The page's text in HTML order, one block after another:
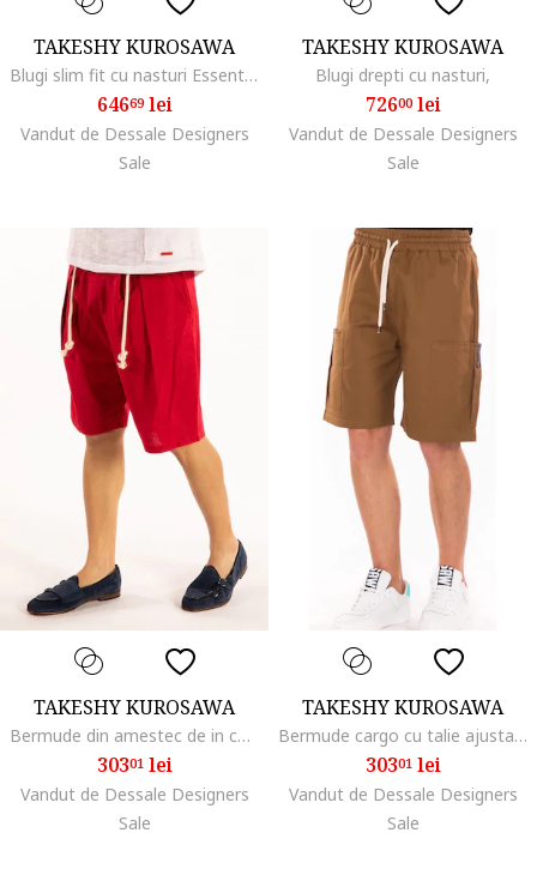
TAKESHY KUROSAWA
Blugi slim fit cu nasturi Essential,
64669lei
Vandut de Dessale Designers
Sale
TAKESHY KUROSAWA
Blugi drepti cu nasturi,
72600lei
Vandut de Dessale Designers
Sale
TAKESHY KUROSAWA
Bermude din amestec de in cu talie ajustabila,
30301lei
Vandut de Dessale Designers
Sale
TAKESHY KUROSAWA
Bermude cargo cu talie ajustabila cu snur,
30301lei
Vandut de Dessale Designers
Sale